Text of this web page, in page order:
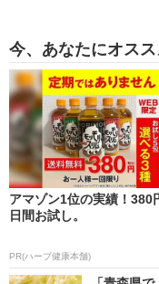
今、あなたにオスス
アマゾン1位の実績！380
日間お試し。
PR(ハーブ健康本舗)